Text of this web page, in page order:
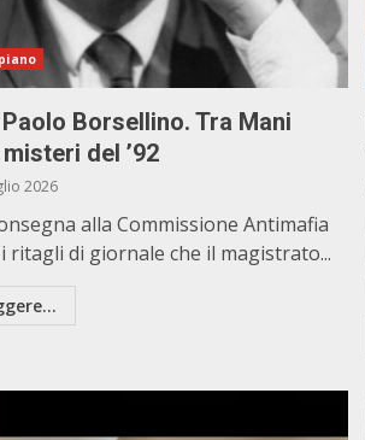
Borsellino. Tra Mani
del ’92
2026
alla Commissione Antimafia
ritagli di giornale che il magistrato...